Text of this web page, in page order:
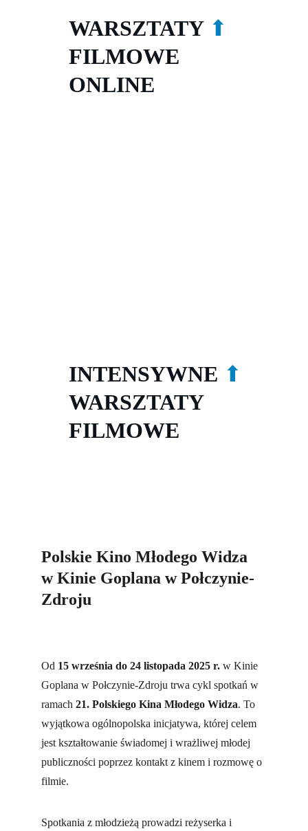
INTENSYWNE ⬆
WARSZTATY
FILMOWE
WARSZTATY ⬆
FILMOWE
ONLINE
Polskie Kino Młodego Widza
w Kinie Goplana w Połczynie-
Zdroju
Od 15 września do 24 listopada 2025 r. w Kinie
Goplana w Połczynie-Zdroju trwa cykl spotkań w
ramach 21. Polskiego Kina Młodego Widza. To
wyjątkowa ogólnopolska inicjatywa, której celem
jest kształtowanie świadomej i wrażliwej młodej
publiczności poprzez kontakt z kinem i rozmowę o
filmie.
Spotkania z młodzieżą prowadzi reżyserka i